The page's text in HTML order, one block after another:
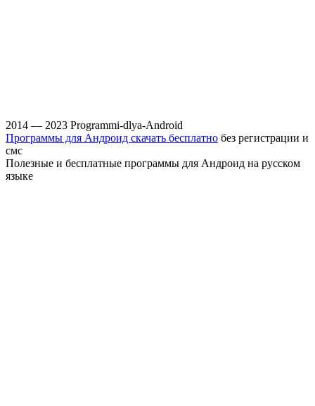
2014 — 2023 Programmi-dlya-Android
Программы для Андроид скачать бесплатно без регистрации и
смс
Полезные и бесплатные программы для Андроид на русском
языке